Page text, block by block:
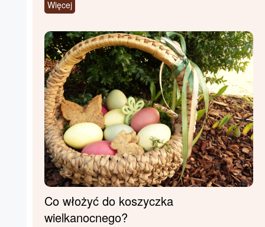
Więcej
Co włożyć do koszyczka
wielkanocnego?